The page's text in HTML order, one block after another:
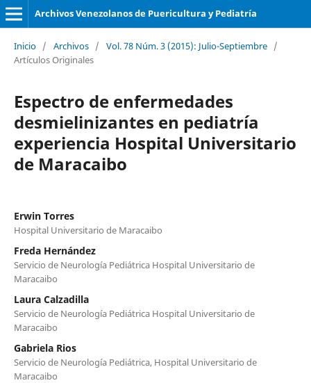
Archivos Venezolanos de Puericultura y Pediatría
Inicio / Archivos / Vol. 78 Núm. 3 (2015): Julio-Septiembre /
Artículos Originales
Espectro de enfermedades
desmielinizantes en pediatría
experiencia Hospital Universitario
de Maracaibo
Erwin Torres
Hospital Universitario de Maracaibo
Freda Hernández
Servicio de Neurología Pediátrica Hospital Universitario de
Maracaibo
Laura Calzadilla
Servicio de Neurología Pediátrica Hospital Universitario de
Maracaibo
Gabriela Rios
Servicio de Neurología Pediátrica, Hospital Universitario de
Maracaibo